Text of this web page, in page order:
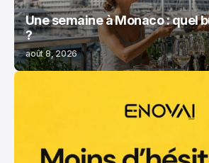
Une semaine à Monaco : quel
?
août 8, 2026